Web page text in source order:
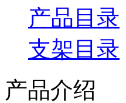
产品目录
支架目录
产品介绍